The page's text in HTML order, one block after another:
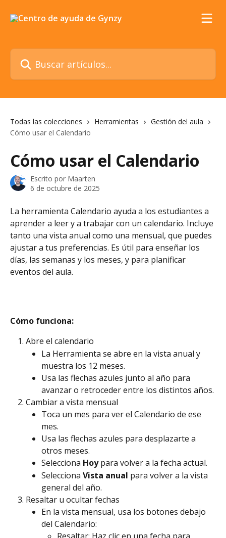
Buscar artículos...
Todas las colecciones Herramientas
Gestión del aula
Cómo usar el Calendario
Cómo usar el Calendario
Escrito por Maarten
6 de octubre de 2025
La herramienta Calendario ayuda a los estudiantes a
aprender a leer y a trabajar con un calendario. Incluye
tanto una vista anual como una mensual, que puedes
ajustar a tus preferencias. Es útil para enseñar los
días, las semanas y los meses, y para planificar
eventos del aula.
Cómo funciona:
Abre el calendario
La Herramienta se abre en la vista anual y
muestra los 12 meses.
Usa las flechas azules junto al año para
avanzar o retroceder entre los distintos años.
Cambiar a vista mensual
Toca un mes para ver el Calendario de ese
mes.
Usa las flechas azules para desplazarte a
otros meses.
Selecciona Hoy para volver a la fecha actual.
Selecciona Vista anual para volver a la vista
general del año.
Resaltar u ocultar fechas
En la vista mensual, usa los botones debajo
del Calendario: